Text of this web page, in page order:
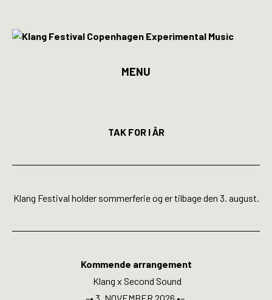
MENU
Billetter
Kunstnere
Spillesteder
INFO
TAK FOR I ÅR
Klang Festival holder sommerferie og er tilbage den 3. august.
Kommende arrangement
Klang x Second Sound